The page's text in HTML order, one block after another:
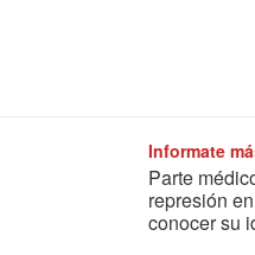
Informate
Parte
represión
conocer su